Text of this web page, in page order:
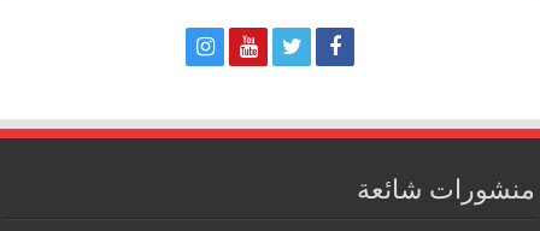
منشورات شائعة